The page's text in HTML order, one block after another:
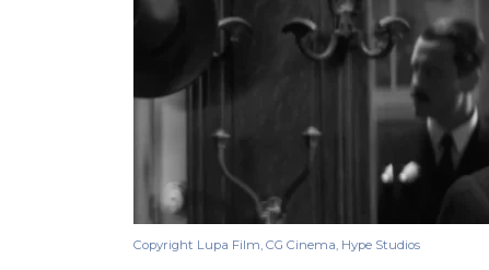
Copyright Lupa Film, CG Cinema, Hype Studios